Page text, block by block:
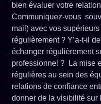
bien évaluer votre
Communiquez-vous
mail) avec vos
régulièrement ? Y’a-t-il
échanger régulièrement
professionnel ? La mise
régulières au sein des
relations de confiance
donner de la visibilité sur